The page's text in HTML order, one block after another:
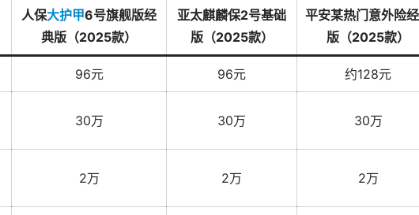
人保大护甲6号旗舰版经
典版（2025款）
亚太麒麟保2号基础
版（2025款）
平安某热门意外险
版（2025款）
96元 96元 约128元
30万 30万 30万
2万 2万 2万